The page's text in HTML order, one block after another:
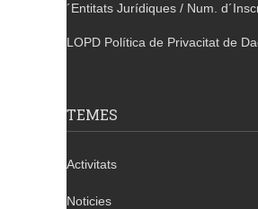
´Entitats Jurídiques / Num.
LOPD Política de Privacitat de
TEMES
Activitats
Noticies